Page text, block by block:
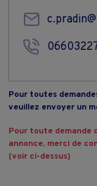
Pour toutes
veuillez envoyer un
Pour toute demande
annonce, merci de
(voir ci-dessus)